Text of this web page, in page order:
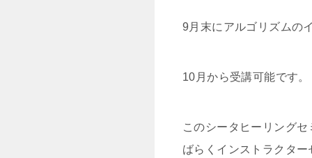
9月末にアルゴリズムの
10月から受講可能です。
このシータヒーリング
ばらくインストラクタ